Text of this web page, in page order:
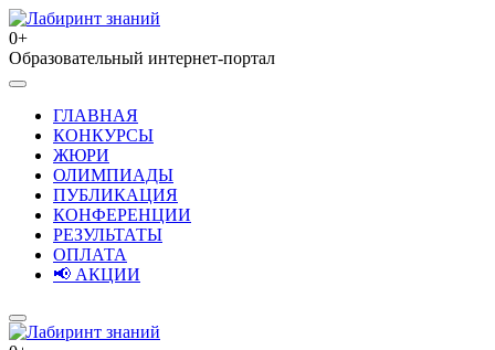
Перейти
к
содержимому
(нажмите
Лабиринт знаний
0+
Образовательный интернет-портал
ГЛАВНАЯ
КОНКУРСЫ
ЖЮРИ
ОЛИМПИАДЫ
ПУБЛИКАЦИЯ
КОНФЕРЕНЦИИ
РЕЗУЛЬТАТЫ
ОПЛАТА
📢 АКЦИИ